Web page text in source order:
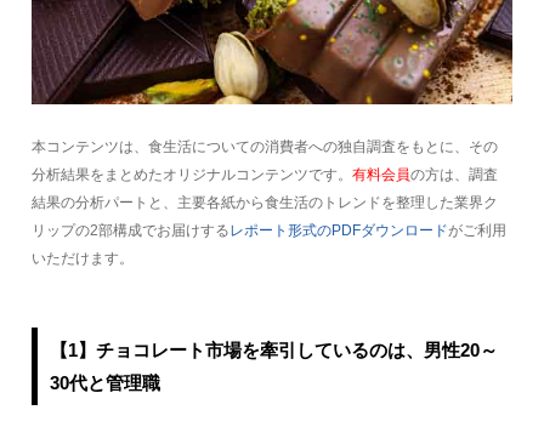
本コンテンツは、食生活についての消費者への独自調査をもとに、その
分析結果をまとめたオリジナルコンテンツです。有料会員の方は、調査
結果の分析パートと、主要各紙から食生活のトレンドを整理した業界ク
リップの2部構成でお届けするレポート形式のPDFダウンロードがご利用
いただけます。
【1】チョコレート市場を牽引しているのは、男性20～
30代と管理職